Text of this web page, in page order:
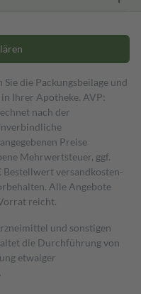
die Packungsbeilage und
Ihrer Apotheke. AVP:
nach der
Preise
Mehrwertsteuer, ggf.
Bestell­wert versand­kosten­
Alle Angebote
reicht.
und sonstigen
die Durchführung von
etwaiger